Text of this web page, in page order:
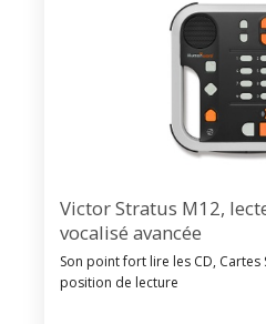
Victor Stratus M12,
vocalisé avancée
Son point fort lire les CD, Cartes
position de lecture